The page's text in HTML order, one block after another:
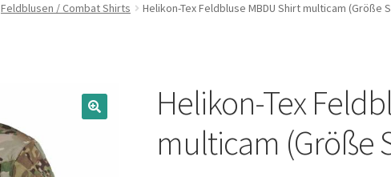
Feldblusen / Combat Shirts Helikon-Tex Feldbluse MBDU Shirt multicam (Größe
Helikon-Tex
multicam (Größe